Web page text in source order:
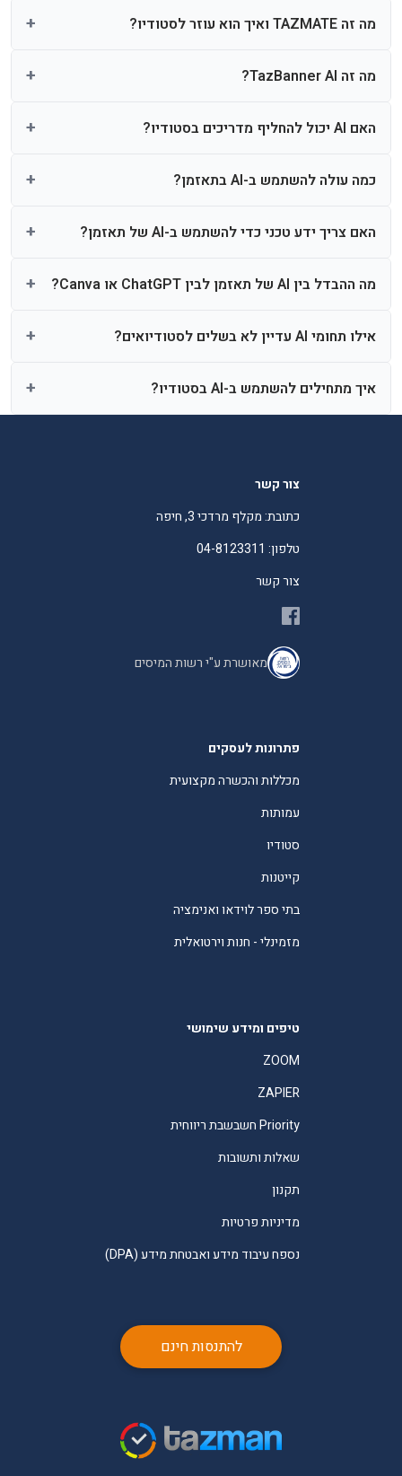
מה זה TAZMATE ואיך הוא עוזר לסטודיו?
מה זה TazBanner AI?
האם AI יכול להחליף מדריכים בסטודיו?
כמה עולה להשתמש ב-AI בתאזמן?
האם צריך ידע טכני כדי להשתמש ב-AI של תאזמן?
מה ההבדל בין AI של תאזמן לבין ChatGPT או Canva?
אילו תחומי AI עדיין לא בשלים לסטודיואים?
איך מתחילים להשתמש ב-AI בסטודיו?
צור קשר
כתובת: מקלף מרדכי 3, חיפה
טלפון: 04-8123311
צור קשר
מאושרת ע"י רשות המיסים
פתרונות לעסקים
מכללות והכשרה מקצועית
עמותות
סטודיו
קייטנות
בתי ספר לוידאו ואנימציה
מזמינלי - חנות וירטואלית
טיפים ומידע שימושי
ZOOM
ZAPIER
Priority חשבשבת ריווחית
שאלות ותשובות
תקנון
מדיניות פרטיות
נספח עיבוד מידע ואבטחת מידע (DPA)
להתנסות חינם